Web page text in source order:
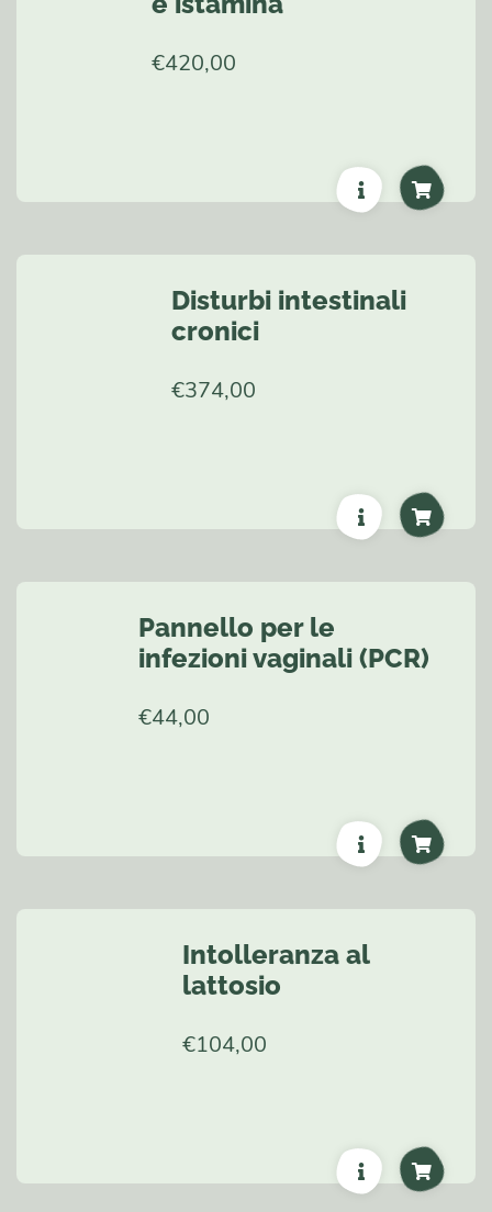
€420,00
Disturbi intestinali
cronici
€374,00
Pannello per le
infezioni vaginali (PCR)
€44,00
Intolleranza al
lattosio
€104,00